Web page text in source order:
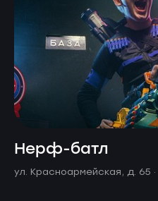
Нерф-батл
ул. Красноармейская, д. 65 ·